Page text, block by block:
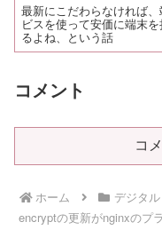
最新にこだわらなければ
ビスを使って安価に端末
るよね、という話
コメント
コ
ホーム デジタル
encryptの更新がnginxのプ